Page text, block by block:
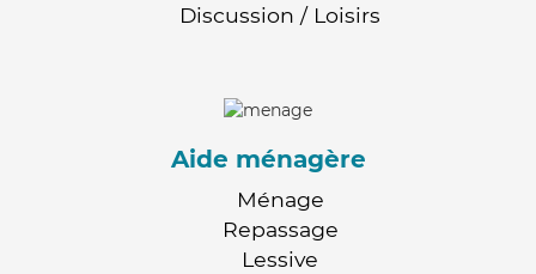
Discussion / Loisirs
Aide ménagère
Ménage
Repassage
Lessive